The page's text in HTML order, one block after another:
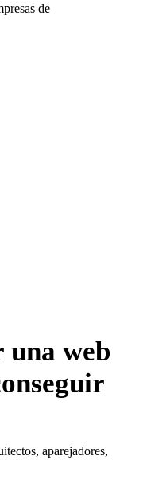
una web
aparejadores,